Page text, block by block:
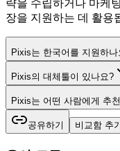
략을 수립하거나 마케
장을 지원하는 데 활용
Pixis는 한국어를 지원하나
Pixis의 대체툴이 있나요?
Pixis는 어떤 사람에게 추
공유하기 비교함 추